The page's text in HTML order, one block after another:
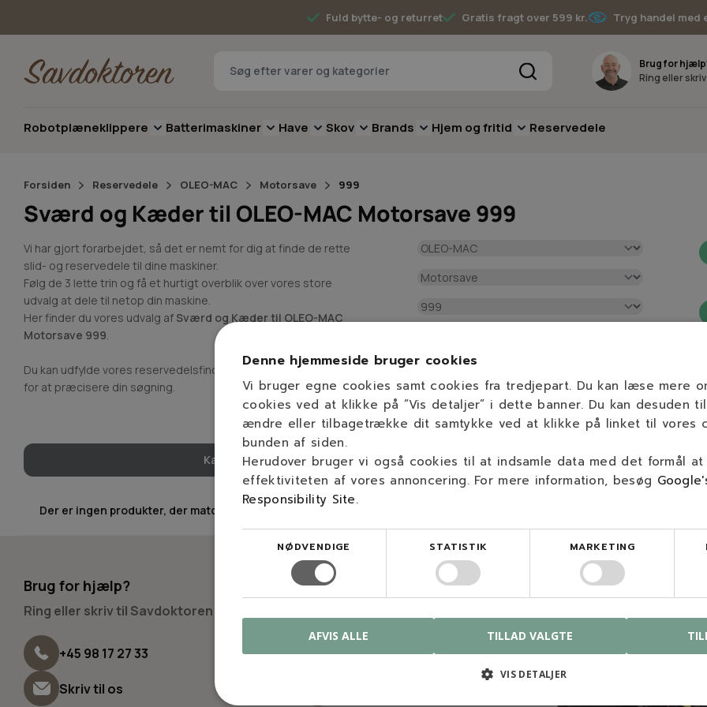
Fuld bytte- og returret Gratis fragt over 599 kr. Tryg handel med
Brug for
Ring eller
Robotplæneklippere Toggle submenu for Robotplæneklippere
Batterimaskiner Toggle submenu for Batterimaskiner
Have Toggle submenu for Have
Skov Toggle submenu for Skov
Brands Toggle submenu for Brands
Hjem og fritid Toggle submenu for Hjem og fritid
Reservedele
Forsiden Reservedele OLEO-MAC Motorsave 999
Sværd og Kæder til OLEO-MAC Motorsave 999
Vi har gjort forarbejdet, så det er nemt for dig at finde de rette
slid- og reservedele til dine maskiner.
Følg de 3 lette trin og få et hurtigt overblik over vores store
udvalg at dele til netop din maskine.
Her finder du vores udvalg af Sværd og Kæder til OLEO-MAC
Motorsave 999.
Du kan udfylde vores reservedelsfinder med type eller model,
for at præcisere din søgning.
Kan du ikke finde en reservedel til din maskine, så send en besked tilinfo@savdoktoren.dk
Der er ingen produkter, der matcher dit valg.
Brug for hjælp?
Ring eller skriv til Savdoktoren
+45 98 17 27 33
Skriv til os
Besøg os
Virkelyst 3
Denne hjemmeside bruger cookies
Vi bruger egne cookies samt cookies fra tredjepart. Du kan læse mere
cookies ved at klikke på ”Vis detaljer” i dette banner. Du kan desuden
ændre eller tilbagetrække dit samtykke ved at klikke på linket til vores
bunden af siden.
Herudover bruger vi også cookies til at indsamle data med det formål
effektiviteten af vores annoncering. For mere information, besøg
Responsibility Site.
NØDVENDIGE STATISTIK MARKETING
TILLAD VALGTE
AFVIS ALLE
VIS DETALJER